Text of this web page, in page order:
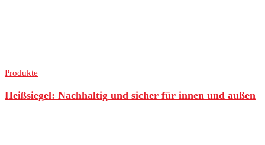
Produkte
Heißsiegel: Nachhaltig und sicher für innen und außen